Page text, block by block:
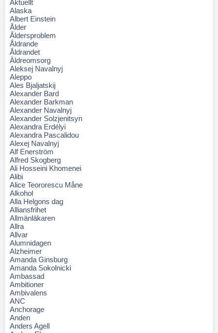
Aktuellt
Alaska
Albert Einstein
Ålder
Åldersproblem
Åldrande
Åldrandet
Äldreomsorg
Aleksej Navalnyj
Aleppo
Ales Bjaljatskij
Alexander Bard
Alexander Barkman
Alexander Navalnyj
Alexander Solzjenitsyn
Alexandra Erdélyi
Alexandra Pascalidou
Alexej Navalnyj
Alf Enerström
Alfred Skogberg
Ali Hosseini Khomenei
Alibi
Alice Teororescu Måne
Alkohol
Alla Helgons dag
Alliansfrihet
Allmänläkaren
Allra
Allvar
Alumnidagen
Alzheimer
Amanda Ginsburg
Amanda Sokolnicki
Ambassad
Ambitioner
Ambivalens
ANC
Anchorage
Anden
Anders Agell